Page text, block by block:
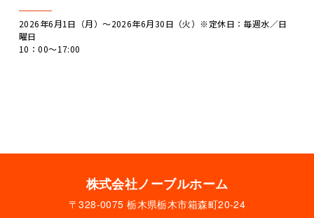
2026年6月1日（月）～2026年6月30日（火）※定休日：毎週水／日
曜日
10：00～17:00
株式会社ノーブルホーム
〒328-0075 栃木県栃木市箱森町20-24